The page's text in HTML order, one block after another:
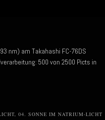
nm) am Takahashi FC-76DS
500 von 2500 Picts in
04. SONNE IM NATRIUM-LICHT